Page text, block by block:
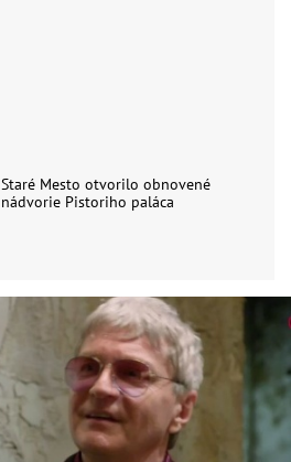
Staré Mesto otvorilo obnovené
nádvorie Pistoriho paláca